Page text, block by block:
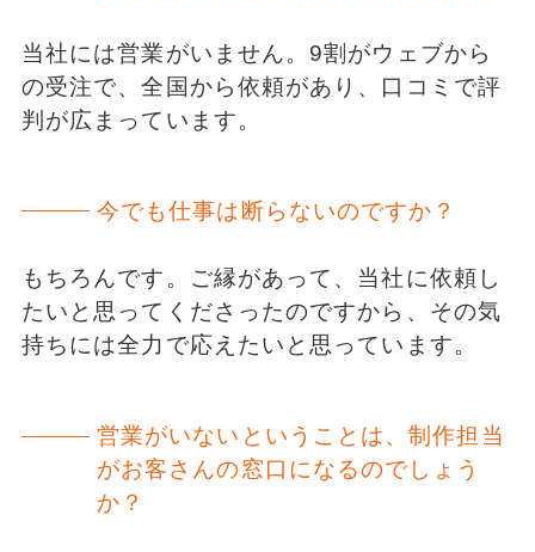
当社には営業がいません。9割がウェブから
の受注で、全国から依頼があり、口コミで評
判が広まっています。
今でも仕事は断らないのですか？
もちろんです。ご縁があって、当社に依頼し
たいと思ってくださったのですから、その気
持ちには全力で応えたいと思っています。
営業がいないということは、制作担当
がお客さんの窓口になるのでしょう
か？